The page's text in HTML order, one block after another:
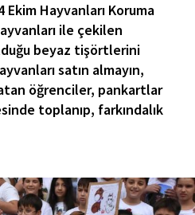
Hayvanları Koruma
ile çekilen
beyaz tişörtlerini
satın almayın,
öğrenciler, pankartlar
toplanıp, farkındalık